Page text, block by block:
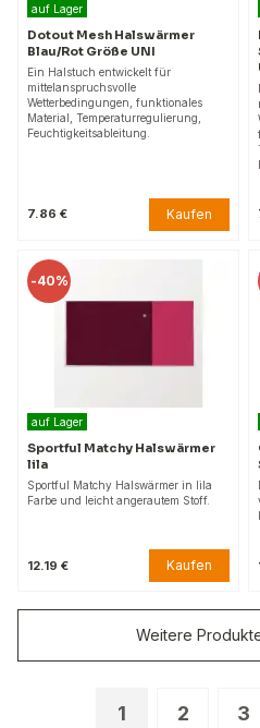
auf Lager
Dotout Mesh Halswärmer
Blau/Rot Größe UNI
Ein Halstuch entwickelt für
mittelanspruchsvolle
Wetterbedingungen, funktionales
Material, Temperaturregulierung,
Feuchtigkeitsableitung.
7.86 € Kaufen
-40%
auf Lager
Sportful Matchy Halswärmer
lila
Sportful Matchy Halswärmer in lila
Farbe und leicht angerautem Stoff.
12.19 € Kaufen
1 2 3
Weitere